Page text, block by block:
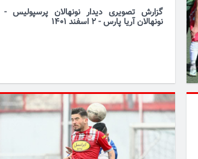
گزارش تصویری دیدار نونهالان پرسپولیس -
نونهالان آریا پارس - 2 اسفند 1401